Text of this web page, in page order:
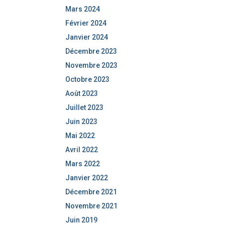
Mars 2024
Février 2024
Janvier 2024
Décembre 2023
Novembre 2023
Octobre 2023
Août 2023
Juillet 2023
Juin 2023
Mai 2022
Avril 2022
Mars 2022
Janvier 2022
Décembre 2021
Novembre 2021
Juin 2019